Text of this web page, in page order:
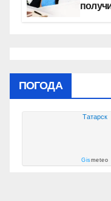
ПОГОДА
Татарск
Gismeteo